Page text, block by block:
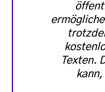
Texten.